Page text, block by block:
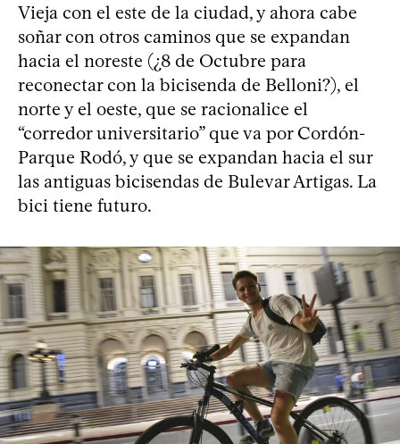
Vieja con el este de la ciudad, y ahora cabe
soñar con otros caminos que se expandan
hacia el noreste (¿8 de Octubre para
reconectar con la bicisenda de Belloni?), el
norte y el oeste, que se racionalice el
“corredor universitario” que va por Cordón-
Parque Rodó, y que se expandan hacia el sur
las antiguas bicisendas de Bulevar Artigas. La
bici tiene futuro.